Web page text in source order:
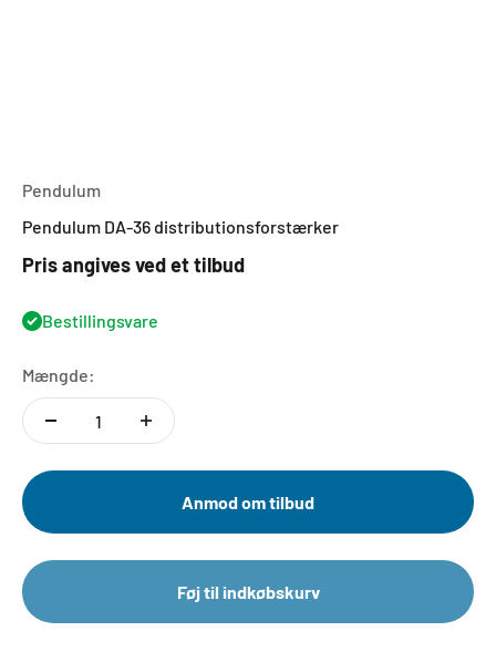
Pendulum
Pendulum DA-36 distributionsforstærker
Pris angives ved et tilbud
Bestillingsvare
Mængde:
Anmod om tilbud
Føj til indkøbskurv